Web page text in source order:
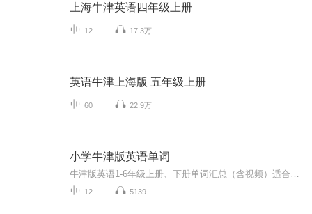
上海牛津英语四年级上册
12 17.3万
英语牛津上海版 五年级上册
60 22.9万
小学牛津版英语单词
12 5139